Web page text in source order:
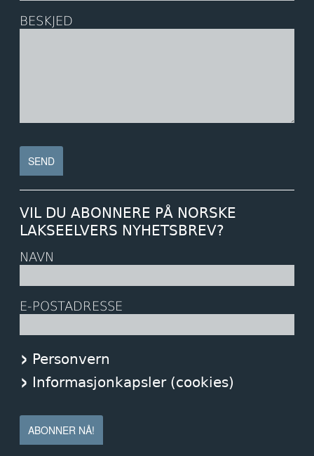
BESKJED
VIL DU ABONNERE PÅ NORSKE
LAKSEELVERS NYHETSBREV?
NAVN
E-POSTADRESSE
Personvern
Informasjonkapsler (cookies)